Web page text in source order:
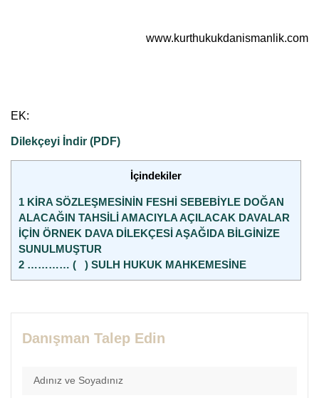
www.kurthukukdanismanlik.com
EK:
Dilekçeyi İndir (PDF)
İçindekiler
1 KİRA SÖZLEŞMESİNİN FESHİ SEBEBİYLE DOĞAN
ALACAĞIN TAHSİLİ AMACIYLA AÇILACAK DAVALAR
İÇİN ÖRNEK DAVA DİLEKÇESİ AŞAĞIDA BİLGİNİZE
SUNULMUŞTUR
2 ………… ( ) SULH HUKUK MAHKEMESİNE
Danışman Talep Edin